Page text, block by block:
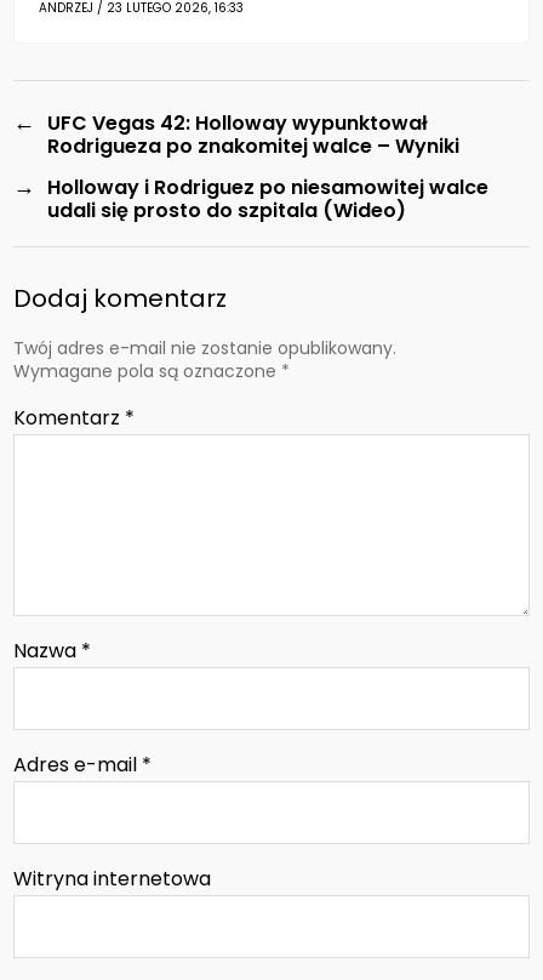
ANDRZEJ / 23 LUTEGO 2026, 16:33
←
UFC Vegas 42: Holloway wypunktował
Rodrigueza po znakomitej walce – Wyniki
→
Holloway i Rodriguez po niesamowitej walce
udali się prosto do szpitala (Wideo)
Dodaj komentarz
Twój adres e-mail nie zostanie opublikowany.
Wymagane pola są oznaczone *
Komentarz *
Nazwa *
Adres e-mail *
Witryna internetowa